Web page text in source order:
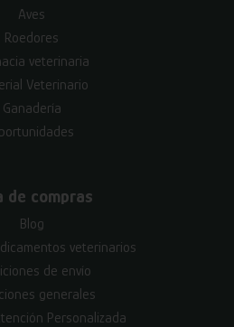
Aves
Roedores
veterinaria
Veterinario
Ganadería
de compras
Blog
veterinarios
de envío
generales
Personalizada